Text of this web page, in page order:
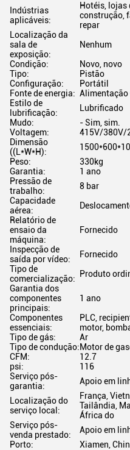
Indústrias
aplicáveis:
Hotéis, lojas
construção,
repar
Localização da
sala de
exposição:
Nenhum
Condição:
Novo, novo
Tipo:
Pistão
Configuração:
Portátil
Fonte de energia: Alimentação
Estilo de
lubrificação:
Lubrificado
Mudo:
- Sim, sim.
Voltagem:
415V/380V/
Dimensão
((L*W*H):
Peso:
330kg
Garantia:
1 ano
Pressão de
trabalho:
8 bar
Capacidade
aérea:
Relatório de
ensaio da
máquina:
Fornecido
Inspecção de
saída por vídeo:
Fornecido
Tipo de
comercialização:
Produto
Garantia dos
componentes
principais:
1 ano
Componentes
essenciais:
PLC,
motor,
Tipo de gás:
Ar
Tipo de condução:Motor de
CFM:
12.7
psi:
116
Serviço pós-
garantia:
Apoio em
Localização do
serviço local:
França,
Tailândia,
África do
Serviço pós-
venda prestado:
Apoio em
Porto:
Xiamen,